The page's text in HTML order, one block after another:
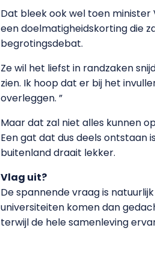
Dat bleek ook wel toen minister
een doelmatigheidskorting die
begrotingsdebat.
Ze wil het liefst in randzaken
zien. Ik hoop dat er bij het
overleggen. ”
Maar dat zal niet alles kunnen
Een gat dat dus deels ontstaan
buitenland draait lekker.
Vlag uit?
De spannende vraag is
universiteiten komen dan
terwijl de hele samenleving